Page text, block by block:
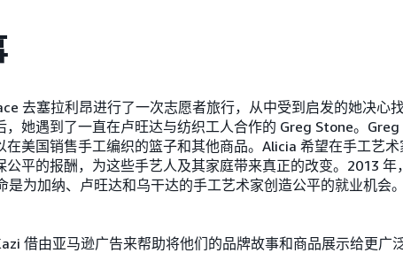
去塞拉利昂进行了一次志愿者旅行，从中受到启发的她决心
，她遇到了一直在卢旺达与纺织工人合作的 Greg Stone。
在美国销售手工编织的篮子和其他商品。Alicia 希望在手工艺
公平的报酬，为这些手艺人及其家庭带来真正的改变。2013 年
为加纳、卢旺达和乌干达的手工艺术家创造公平的就业机会
借由亚马逊广告来帮助将他们的品牌故事和商品展示给更广泛